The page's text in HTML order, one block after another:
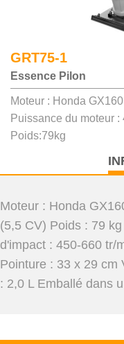
GRT75-1
Essence Pilon
Moteur : Honda GX160
Puissance du moteur :
Poids:79kg
Moteur : Honda
(5,5 CV) Poids : 79
d'impact : 450-660 tr/
Pointure : 33 x 29 cm
: 2,0 L Emballé dans